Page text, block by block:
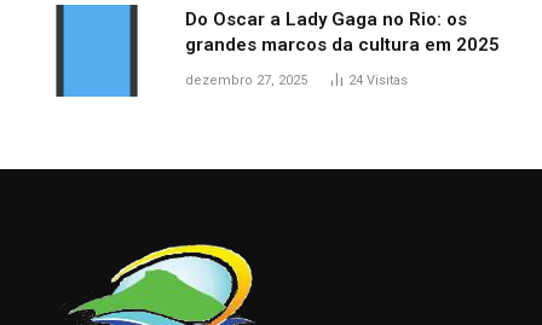
Do Oscar a Lady Gaga no Rio: os
grandes marcos da cultura em 2025
dezembro 27, 2025 24 Visitas